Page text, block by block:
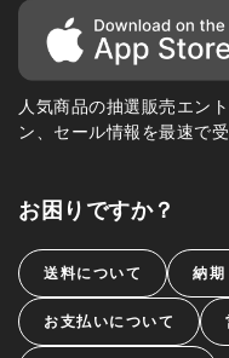
人気商品の抽選販売エン
ン、セール情報を最速で
お困りですか？
送料について 納期
お支払いについて